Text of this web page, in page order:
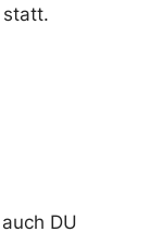
statt.
DU